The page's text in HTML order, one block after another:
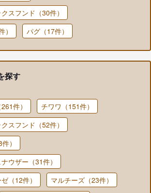
スフンド（30件）
パグ（17件）
探す
件）
チワワ（151件）
スフンド（52件）
）
ウザー（31件）
（12件）
マルチーズ（23件）